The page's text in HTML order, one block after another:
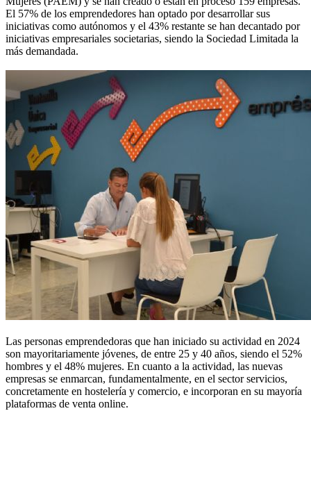
El 57% de los emprendedores han optado por desarrollar sus
iniciativas como autónomos y el 43% restante se han decantado por
iniciativas empresariales societarias, siendo la Sociedad Limitada la
más demandada.
Las personas emprendedoras que han iniciado su actividad en 2024
son mayoritariamente jóvenes, de entre 25 y 40 años, siendo el 52%
hombres y el 48% mujeres. En cuanto a la actividad, las nuevas
empresas se enmarcan, fundamentalmente, en el sector servicios,
concretamente en hostelería y comercio, e incorporan en su mayoría
plataformas de venta online.